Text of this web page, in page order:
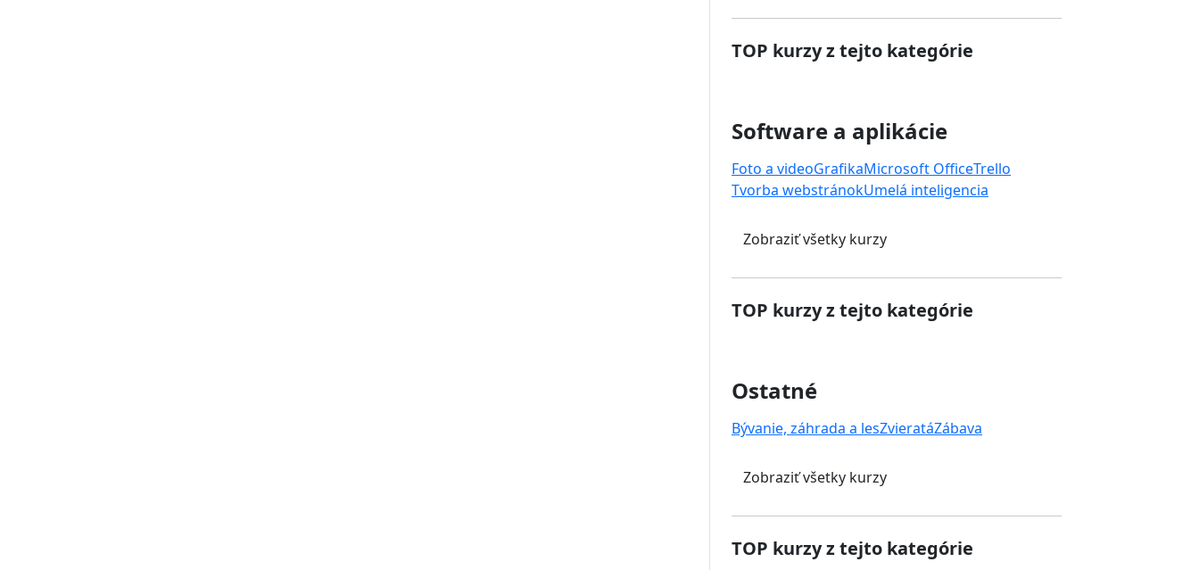
TOP kurzy z tejto kategórie
Software a aplikácie
Foto a videoGrafikaMicrosoft OfficeTrello
Tvorba webstránokUmelá inteligencia
Zobraziť všetky kurzy
TOP kurzy z tejto kategórie
Ostatné
Bývanie, záhrada a lesZvieratáZábava
Zobraziť všetky kurzy
TOP kurzy z tejto kategórie